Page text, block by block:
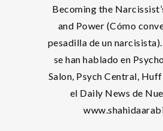
Becoming the
and Power (Cómo
pesadilla de un
se han hablado en
Salon, Psych Central,
el Daily News de